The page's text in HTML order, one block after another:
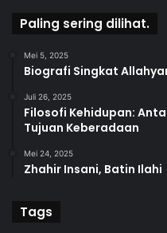
Paling sering dilihat.
Mei 5, 2025
Biografi Singkat
Juli 26, 2025
Filosofi Kehidupan:
Tujuan Keberadaan
Mei 24, 2025
Zhahir Insani, Batin Ilahi
Tags